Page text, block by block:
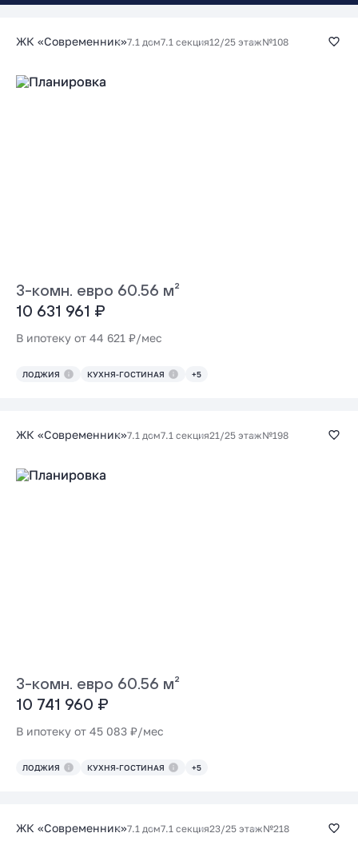
ЖК «Современник»7.1 дом7.1 секция12/25 этаж№108
3-комн. евро 60.56 м²
10 631 961 ₽
В ипотеку от 44 621 ₽/мес
ЛОДЖИЯ КУХНЯ-ГОСТИНАЯ +5
ЖК «Современник»7.1 дом7.1 секция21/25 этаж№198
3-комн. евро 60.56 м²
10 741 960 ₽
В ипотеку от 45 083 ₽/мес
ЛОДЖИЯ КУХНЯ-ГОСТИНАЯ +5
ЖК «Современник»7.1 дом7.1 секция23/25 этаж№218